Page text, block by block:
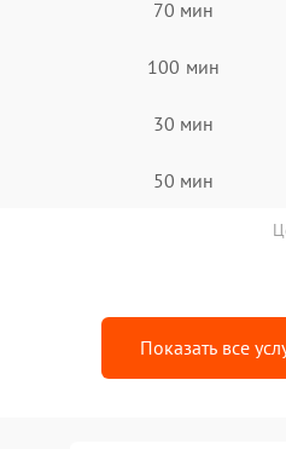
70 мин
100 мин
30 мин
50 мин
Показать все